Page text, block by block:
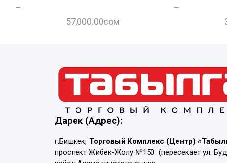
–
57,000.00сом
–
Дарек (Адрес):
г.Бишкек, Торговый Комплекс (Центр)
проспект Жибек-Жолу №150 (пересекает ул.